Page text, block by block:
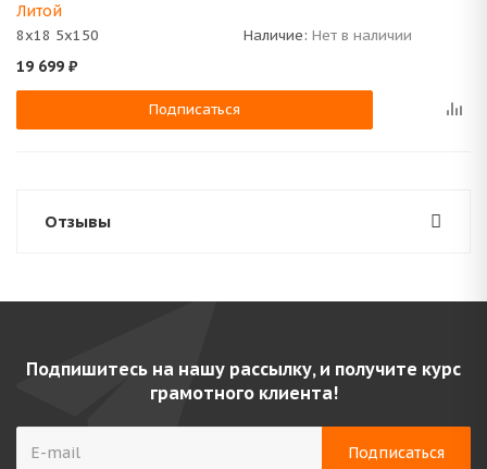
Литой
8x18 5x150 Наличие: Нет в наличии
19 699 ₽
Подписаться
Отзывы
Подпишитесь на нашу рассылку, и получите курс
грамотного клиента!